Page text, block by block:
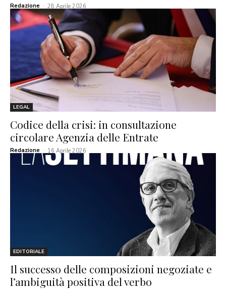
Redazione - 28 Aprile 2026
LEGAL
Codice della crisi: in consultazione
circolare Agenzia delle Entrate
Redazione - 16 Aprile 2026
EDITORIALE
Il successo delle composizioni negoziate e
l’ambiguità positiva del verbo